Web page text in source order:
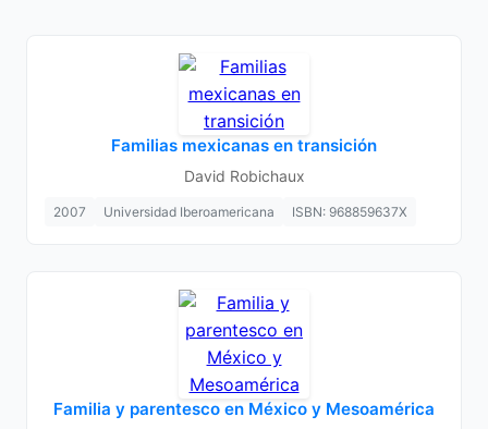
Familias mexicanas en transición
David Robichaux
2007 Universidad Iberoamericana ISBN: 968859637X
Familia y parentesco en México y Mesoamérica